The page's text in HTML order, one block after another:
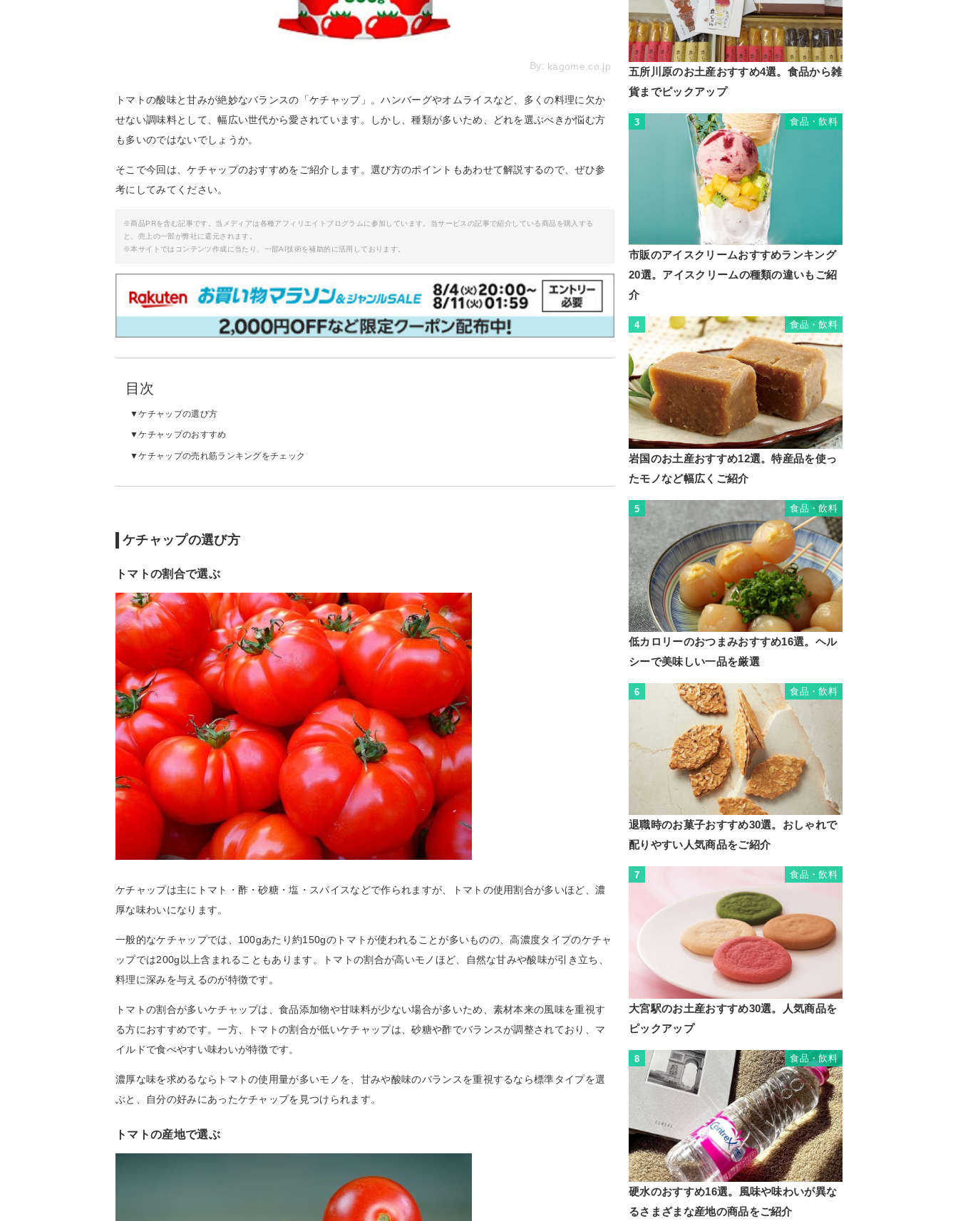
By: kagome.co.jp
トマトの酸味と甘みが絶妙なバランスの「ケチャップ」。ハンバーグやオムライスなど、多くの料理に欠か
せない調味料として、幅広い世代から愛されています。しかし、種類が多いため、どれを選ぶべきか悩む方
も多いのではないでしょうか。
そこで今回は、ケチャップのおすすめをご紹介します。選び方のポイントもあわせて解説するので、ぜひ参
考にしてみてください。
※商品PRを含む記事です。当メディアは各種アフィリエイトプログラムに参加しています。当サービスの記事で紹介している商品を購入する
と、売上の一部が弊社に還元されます。
※本サイトではコンテンツ作成に当たり、一部AI技術を補助的に活用しております。
目次
ケチャップの選び方
ケチャップのおすすめ
ケチャップの売れ筋ランキングをチェック
ケチャップの選び方
トマトの割合で選ぶ
ケチャップは主にトマト・酢・砂糖・塩・スパイスなどで作られますが、トマトの使用割合が多いほど、濃
厚な味わいになります。
一般的なケチャップでは、100gあたり約150gのトマトが使われることが多いものの、高濃度タイプのケチャ
ップでは200g以上含まれることもあります。トマトの割合が高いモノほど、自然な甘みや酸味が引き立ち、
料理に深みを与えるのが特徴です。
トマトの割合が多いケチャップは、食品添加物や甘味料が少ない場合が多いため、素材本来の風味を重視す
る方におすすめです。一方、トマトの割合が低いケチャップは、砂糖や酢でバランスが調整されており、マ
イルドで食べやすい味わいが特徴です。
濃厚な味を求めるならトマトの使用量が多いモノを、甘みや酸味のバランスを重視するなら標準タイプを選
ぶと、自分の好みにあったケチャップを見つけられます。
トマトの産地で選ぶ
五所川原のお土産おすすめ4選。食品から雑
貨までピックアップ
3 食品・飲料
市販のアイスクリームおすすめランキング
20選。アイスクリームの種類の違いもご紹
介
4 食品・飲料
岩国のお土産おすすめ12選。特産品を使っ
たモノなど幅広くご紹介
5 食品・飲料
低カロリーのおつまみおすすめ16選。ヘル
シーで美味しい一品を厳選
6 食品・飲料
退職時のお菓子おすすめ30選。おしゃれで
配りやすい人気商品をご紹介
7 食品・飲料
大宮駅のお土産おすすめ30選。人気商品を
ピックアップ
8 食品・飲料
硬水のおすすめ16選。風味や味わいが異な
るさまざまな産地の商品をご紹介